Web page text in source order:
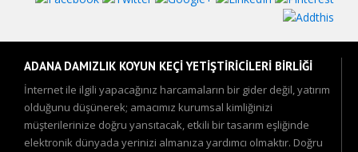
ADANA DAMIZLIK KOYUN KEÇİ YETİŞTİRİCİLERİ BİRLİĞİ
İnternet ile ilgili yapacağınız harcamaların bir gider değil, yatırım
olduğunu düşünerek; amacımız kurumsal kimliğinizi
müşterilerinize doğru yansıtacak, etkili bir tasarım eşliğinde
elektronik dünyada yerinizi almanıza yardımcı olmaktır. Doğru